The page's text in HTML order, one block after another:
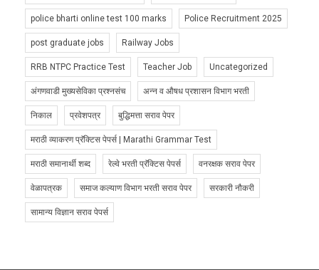
police bharti online test 100 marks Police Recruitment 2025
post graduate jobs Railway Jobs
RRB NTPC Practice Test Teacher Job Uncategorized
अंगणवाडी मुख्यसेविका प्रश्नसंच अन्न व औषध प्रशासन विभाग भरती
निकाल प्रवेशपत्र बुद्धिमत्ता सराव पेपर
मराठी व्याकरण प्रॅक्टिस पेपर्स | Marathi Grammar Test
मराठी समानार्थी शब्द रेल्वे भरती प्रॅक्टिस पेपर्स वनरक्षक सराव पेपर
वेळापत्रक समाज कल्याण विभाग भरती सराव पेपर सरकारी नौकरी
सामान्य विज्ञान सराव पेपर्स